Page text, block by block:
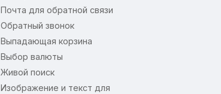
Почта для обратной связи
Обратный звонок
Выпадающая корзина
Выбор валюты
Живой поиск
Изображение и текст для